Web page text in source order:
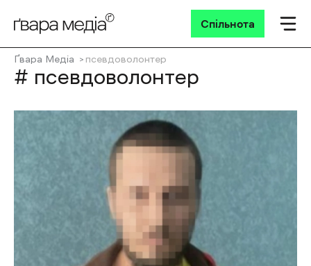
Спільнота
Ґвара Медіа псевдоволонтер
# псевдоволонтер